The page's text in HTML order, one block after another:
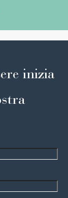
inizia